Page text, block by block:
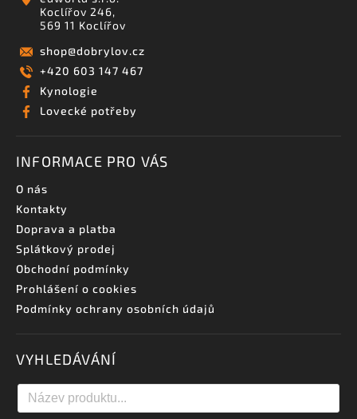
Koclířov 246,
569 11 Koclířov
shop@dobrylov.cz
+420 603 147 467
Kynologie
Lovecké potřeby
INFORMACE PRO VÁS
O nás
Kontakty
Doprava a platba
Splátkový prodej
Obchodní podmínky
Prohlášení o cookies
Podmínky ochrany osobních údajů
VYHLEDÁVÁNÍ